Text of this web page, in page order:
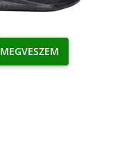
MEGVESZEM